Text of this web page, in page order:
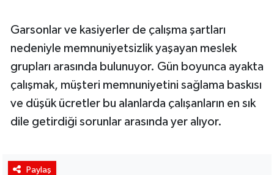
Garsonlar ve kasiyerler de çalışma şartları
nedeniyle memnuniyetsizlik yaşayan meslek
grupları arasında bulunuyor. Gün boyunca ayakta
çalışmak, müşteri memnuniyetini sağlama baskısı
ve düşük ücretler bu alanlarda çalışanların en sık
dile getirdiği sorunlar arasında yer alıyor.
Paylaş